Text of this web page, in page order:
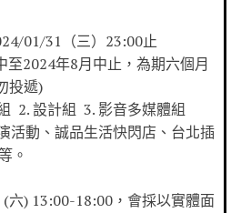
01/31（三）23:00止
至2024年8月中止，為期六個月
投遞)
2. 設計組 3. 影音多媒體組
活動、誠品生活快閃店、台北插
。
六) 13:00-18:00，會採以實體面